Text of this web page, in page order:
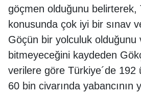
göçmen olduğunu belirterek,
konusunda çok iyi bir sınav
Göçün bir yolculuk olduğunu
bitmeyeceğini kaydeden
verilere göre Türkiye´de 192
60 bin civarında yabancının